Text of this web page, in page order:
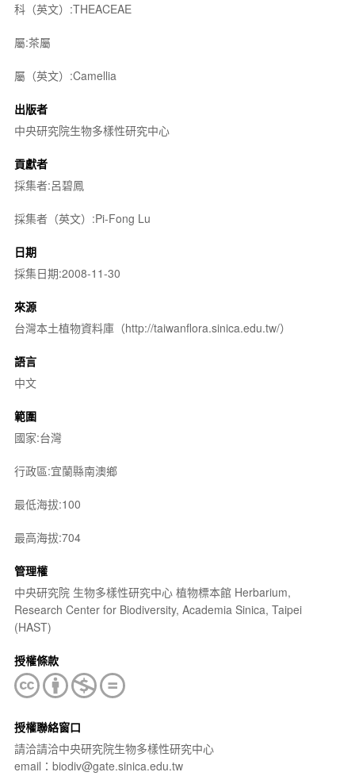
科（英文）:THEACEAE
屬:茶屬
屬（英文）:Camellia
出版者
中央研究院生物多樣性研究中心
貢獻者
採集者:呂碧鳳
採集者（英文）:Pi-Fong Lu
日期
採集日期:2008-11-30
來源
台灣本土植物資料庫（http://taiwanflora.sinica.edu.tw/）
語言
中文
範圍
國家:台灣
行政區:宜蘭縣南澳鄉
最低海拔:100
最高海拔:704
管理權
中央研究院 生物多樣性研究中心 植物標本館 Herbarium,
Research Center for Biodiversity, Academia Sinica, Taipei
(HAST)
授權條款
授權聯絡窗口
請洽請洽中央研究院生物多樣性研究中心
email：biodiv@gate.sinica.edu.tw